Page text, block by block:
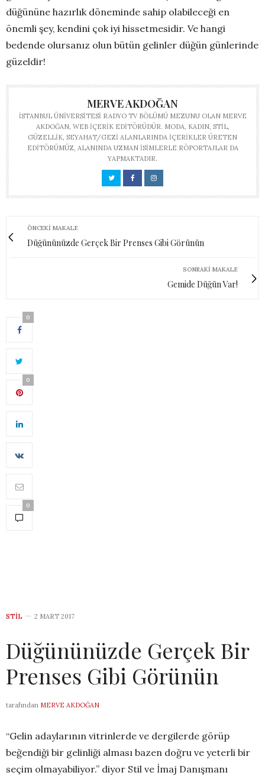
düğününe hazırlık döneminde sahip olabileceği en
önemli şey, kendini çok iyi hissetmesidir. Ve hangi
bedende olursanız olun bütün gelinler düğün günlerinde
güzeldir!
MERVE AKDOĞAN
İSTANBUL ÜNIVERSITESI RADYO TV BÖLÜMÜ MEZUNU OLAN MERVE
AKDOĞAN, WEB IÇERIK EDITÖRÜDÜR. MODA, KADIN, STIL,
GÜZELLIK, SEYAHAT/GEZI ALANLARINDA IÇERIKLER ÜRETEN
EDITÖRÜMÜZ, ALANINDA UZMAN ISIMLERLE RÖPORTAJLAR DA
YAPMAKTADIR.
ÖNCEKI MAKALE
Düğününüzde Gerçek Bir Prenses Gibi Görünün
SONRAKI MAKALE
​​​​​​​Gemide Düğün Var!
0
0
0
STIL 2 MART 2017
Düğününüzde Gerçek Bir
Prenses Gibi Görünün
tarafından MERVE AKDOĞAN
“Gelin adaylarının vitrinlerde ve dergilerde görüp
beğendiği bir gelinliği alması bazen doğru ve yeterli bir
seçim olmayabiliyor.” diyor Stil ve İmaj Danışmanı